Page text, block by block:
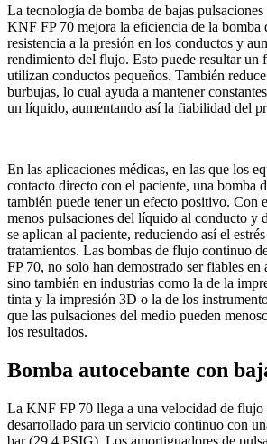
La tecnología de bomba de bajas
KNF FP 70 mejora la eficiencia de la bomba
resistencia a la presión en los conductos y
rendimiento del flujo. Esto puede resultar un
utilizan conductos pequeños. También
burbujas, lo cual ayuda a mantener
un líquido, aumentando así la fiabilidad del
En las aplicaciones médicas, en las que los
contacto directo con el paciente, una bomba
también puede tener un efecto positivo. Con
menos pulsaciones del líquido al conducto y
se aplican al paciente, reduciendo así el
tratamientos. Las bombas de flujo continuo
FP 70, no solo han demostrado ser fiables en
sino también en industrias como la de la
tinta y la impresión 3D o la de los
que las pulsaciones del medio pueden
los resultados.
Bomba autocebante con
La KNF FP 70 llega a una velocidad de flujo
desarrollado para un servicio continuo con